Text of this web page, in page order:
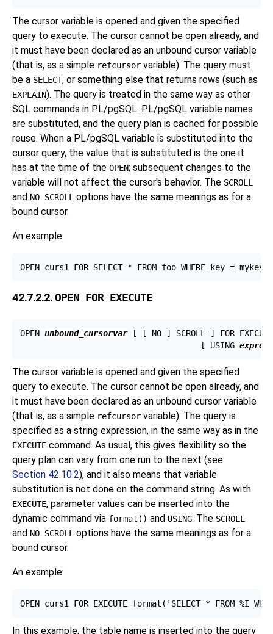
The cursor variable is opened and given the specified
query to execute. The cursor cannot be open already, and
it must have been declared as an unbound cursor variable
(that is, as a simple refcursor variable). The query must
be a SELECT, or something else that returns rows (such as
EXPLAIN). The query is treated in the same way as other
SQL commands in PL/pgSQL: PL/pgSQL variable names
are substituted, and the query plan is cached for possible
reuse. When a PL/pgSQL variable is substituted into the
cursor query, the value that is substituted is the one it
has at the time of the OPEN; subsequent changes to the
variable will not affect the cursor's behavior. The SCROLL
and NO SCROLL options have the same meanings as for a
bound cursor.
An example:
42.7.2.2.OPEN FOR EXECUTE
OPEN unbound_cursorvar [ [ NO ] SCROLL
] FOR
                                     [
USING
The cursor variable is opened and given the specified
query to execute. The cursor cannot be open already, and
it must have been declared as an unbound cursor variable
(that is, as a simple refcursor variable). The query is
specified as a string expression, in the same way as in the
EXECUTE command. As usual, this gives flexibility so the
query plan can vary from one run to the next (see
Section 42.10.2), and it also means that variable
substitution is not done on the command string. As with
EXECUTE, parameter values can be inserted into the
dynamic command via format() and USING. The SCROLL
and NO SCROLL options have the same meanings as for a
bound cursor.
An example:
In this example, the table name is inserted into the query